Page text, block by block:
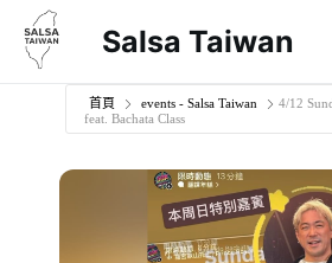
Salsa Taiwan
首頁 events - Salsa Taiwan
4/12
feat. Bachata Class